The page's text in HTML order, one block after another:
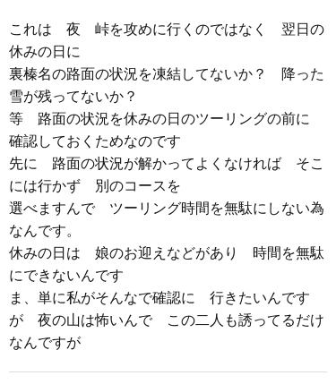
これは 夜 峠を攻めに行くのではなく 翌日の
休みの日に
裏榛名の路面の状況を凍結してないか？ 降った
雪が残ってないか？
等 路面の状況を休みの日のツーリングの前に
確認しておくためなのです
先に 路面の状況が解かってよくなければ そこ
には行かず 別のコースを
選べますんで ツーリング時間を無駄にしない為
なんです。
休みの日は 娘のお迎えなどがあり 時間を無駄
にできないんです
ま、単に私がそんなで確認に 行きたいんです
が 夜の山は怖いんで この二人も誘ってるだけ
なんですが